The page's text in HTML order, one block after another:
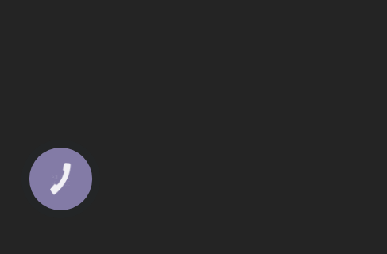
КНОПКА
ЗВ'ЯЗКУ